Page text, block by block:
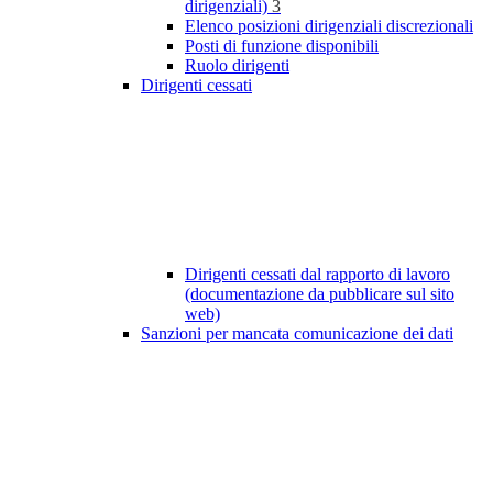
dirigenziali) 3
Elenco posizioni dirigenziali discrezionali
Posti di funzione disponibili
Ruolo dirigenti
Dirigenti cessati
Dirigenti cessati dal rapporto di lavoro
(documentazione da pubblicare sul sito
web)
Sanzioni per mancata comunicazione dei dati